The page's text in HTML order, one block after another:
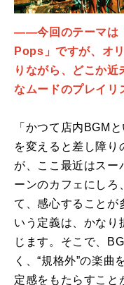
――今回のテーマは
Pops」ですが、オ
りながら、どこか
なムードのプレイリ
「かつて店内BGM
を変えると差し障り
が、ここ最近はスー
ーンのカフェにしろ
て、感心することが
いう定義は、かなり
じます。そこで、
く、“規格外”の楽
定感をもたらすこと